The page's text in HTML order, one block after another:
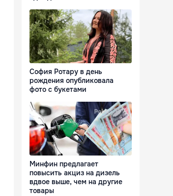
София Ротару в день
рождения опубликовала
фото с букетами
Минфин предлагает
повысить акциз на дизель
вдвое выше, чем на другие
товары